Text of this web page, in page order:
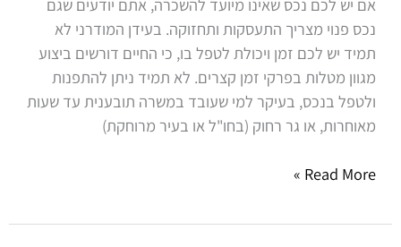
נכס פנוי מצריך התעסקות ותחזוקה. בעידן המודרני לא
תמיד יש לכם זמן ויכולת לטפל בו, כי החיים דורשים ביצוע
מגוון מטלות בפרקי זמן קצרים. לא תמיד ניתן להתפנות
ולטפל בנכס, בעיקר למי שעובד במשרה תובענית עד שעות
מאוחרות, או גר רחוק (בחו"ל או בעיר מרוחקת)
Read More »